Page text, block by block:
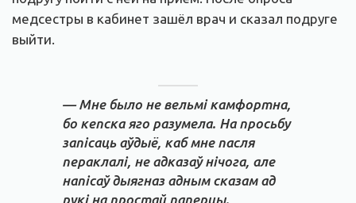
медсестры в кабинет зашёл врач и сказал подруге
выйти.
— Мне было не вельмі камфортна,
бо кепска яго разумела. На просьбу
запісаць аўдыё, каб мне пасля
пераклалі, не адказаў нічога, але
напісаў дыягназ адным сказам ад
рукі на простай паперцы.